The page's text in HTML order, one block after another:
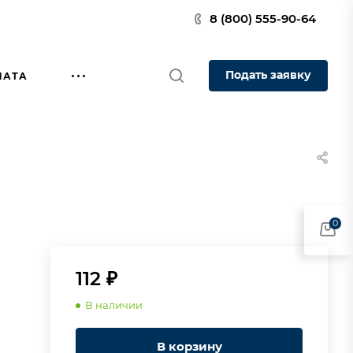
8 (800) 555-90-64
Подать заявку
112 ₽
В наличии
В корзину
0